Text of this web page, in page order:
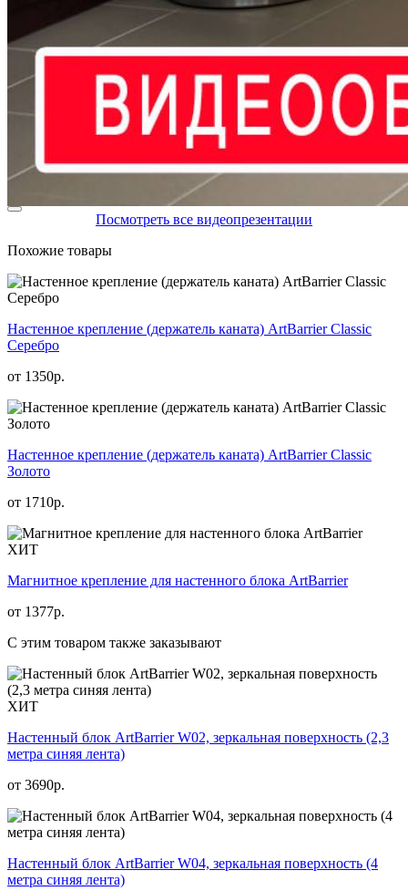
Посмотреть все видеопрезентации
Похожие товары
Настенное крепление (держатель каната) ArtBarrier Classic
Серебро
от 1350р.
Настенное крепление (держатель каната) ArtBarrier Classic
Золото
от 1710р.
ХИТ
Магнитное крепление для настенного блока ArtBarrier
от 1377р.
С этим товаром также заказывают
ХИТ
Настенный блок ArtBarrier W02, зеркальная поверхность (2,3
метра синяя лента)
от 3690р.
Настенный блок ArtBarrier W04, зеркальная поверхность (4
метра синяя лента)